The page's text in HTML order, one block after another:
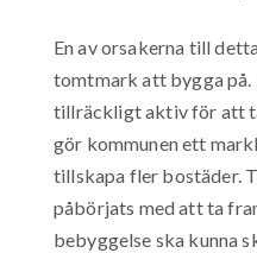
En av orsakerna till
tomtmark att bygga på.
tillräckligt aktiv för att
gör kommunen ett
tillskapa fler bostäder.
påbörjats med att ta
bebyggelse ska kunna